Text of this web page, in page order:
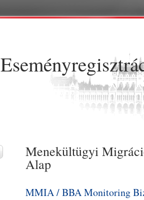
Menekültügyi
Alap
MMIA / BBA Monitoring